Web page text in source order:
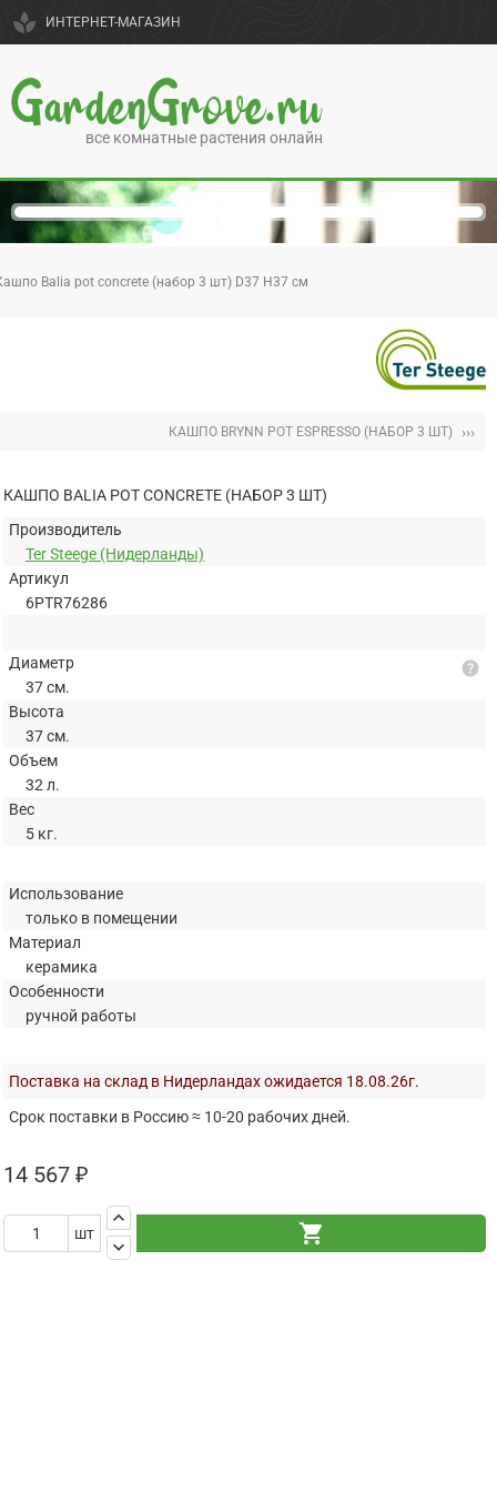
spa ИНТЕРНЕТ-МАГАЗИН
GardenGrove.ru
все комнатные растения онлайн
Balia pot concrete (набор 3 шт) D37 H37 см
КАШПО BRYNN POT ESPRESSO (НАБОР 3 ШТ) ›››
КАШПО BALIA POT CONCRETE (НАБОР 3 ШТ)
Производитель
Ter Steege (Нидерланды)
Артикул
6PTR76286
Диаметр
37 см.
Высота
37 см.
Объем
32 л.
Вес
5 кг.
help
Использование
только в помещении
Материал
керамика
Особенности
ручной работы
Поставка на склад в Нидерландах ожидается 18.08.26г.
Срок поставки в Россию ≈ 10-20 рабочих дней.
14 567 ₽
шт
keyboard_arrow_up
keyboard_arrow_down
shopping_cart